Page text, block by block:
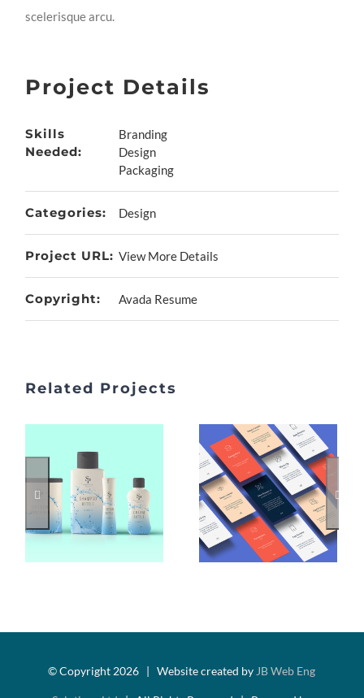
scelerisque arcu.
Project Details
Skills
Needed:
Branding
Design
Packaging
Categories: Design
Project URL: View More Details
Copyright: Avada Resume
Related Projects
© Copyright 2026 | Website created by JB Web Eng